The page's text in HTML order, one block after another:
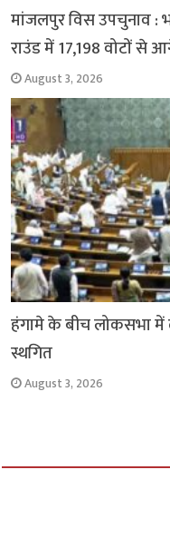
मांजलपुर विस उपचुनाव :
राउंड में 17,198 वोटों से
August 3, 2026
हंगामे के बीच लोकसभा में
स्थगित
August 3, 2026